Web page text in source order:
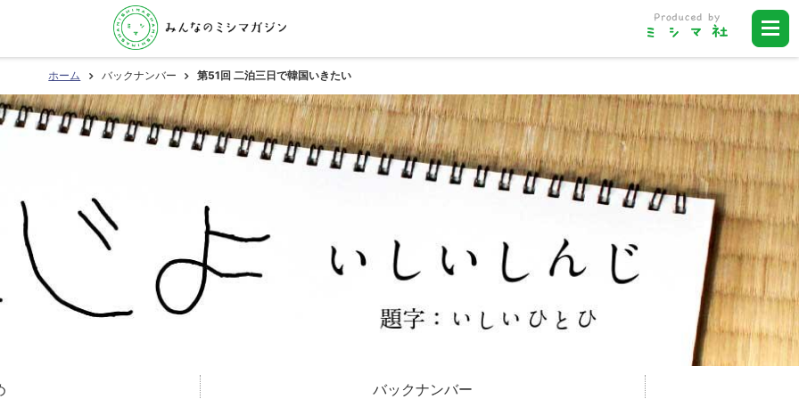
ホーム バックナンバー 第51回 二泊三日で韓国いきたい
バックナンバー